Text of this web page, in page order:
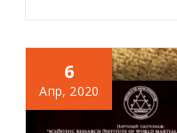
6
Апр, 2020